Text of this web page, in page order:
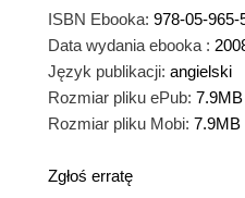
ISBN Ebooka: 978-05-965-
Data wydania ebooka :
Język publikacji: angielski
Rozmiar pliku ePub: 7.9MB
Rozmiar pliku Mobi: 7.9MB
Zgłoś erratę